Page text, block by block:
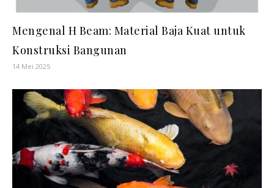
Mengenal H Beam: Material Baja Kuat untuk
Konstruksi Bangunan
14 Mei 2025